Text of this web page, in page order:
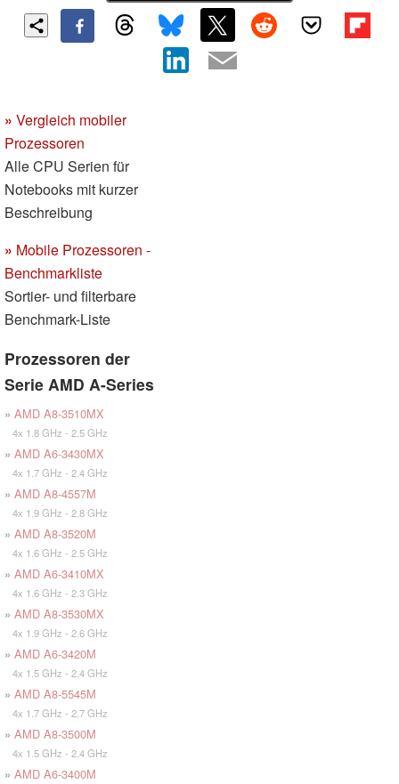
» Vergleich mobiler
Prozessoren
Alle CPU Serien für
Notebooks mit kurzer
Beschreibung
» Mobile Prozessoren -
Benchmarkliste
Sortier- und filterbare
Benchmark-Liste
Prozessoren der
Serie AMD A-Series
» AMD A8-3510MX
4x 1.8 GHz - 2.5 GHz
» AMD A6-3430MX
4x 1.7 GHz - 2.4 GHz
» AMD A8-4557M
4x 1.9 GHz - 2.8 GHz
» AMD A8-3520M
4x 1.6 GHz - 2.5 GHz
» AMD A6-3410MX
4x 1.6 GHz - 2.3 GHz
» AMD A8-3530MX
4x 1.9 GHz - 2.6 GHz
» AMD A6-3420M
4x 1.5 GHz - 2.4 GHz
» AMD A8-5545M
4x 1.7 GHz - 2.7 GHz
» AMD A8-3500M
4x 1.5 GHz - 2.4 GHz
» AMD A6-3400M